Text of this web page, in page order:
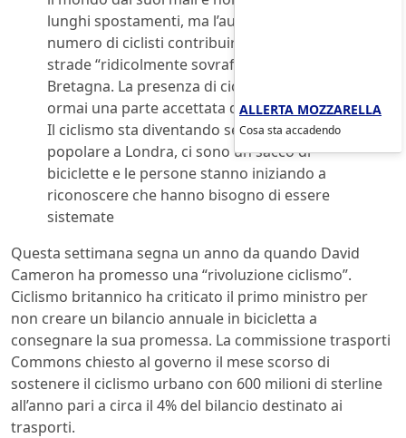
lunghi spostamenti, ma l’aumento del
numero di ciclisti contribuirebbe a liberare le
strade “ridicolmente sovraffollate” della Gran
Bretagna. La presenza di ciclisti sulle strade è
ormai una parte accettata della vita cittadina.
Il ciclismo sta diventando sempre più
popolare a Londra, ci sono un sacco di
biciclette e le persone stanno iniziando a
riconoscere che hanno bisogno di essere
sistemate
Questa settimana segna un anno da quando David
Cameron ha promesso una “rivoluzione ciclismo”.
Ciclismo britannico ha criticato il primo ministro per
non creare un bilancio annuale in bicicletta a
consegnare la sua promessa. La commissione trasporti
Commons chiesto al governo il mese scorso di
sostenere il ciclismo urbano con 600 milioni di sterline
all’anno pari a circa il 4% del bilancio destinato ai
trasporti.
ALLERTA MOZZARELLA
Cosa sta accadendo